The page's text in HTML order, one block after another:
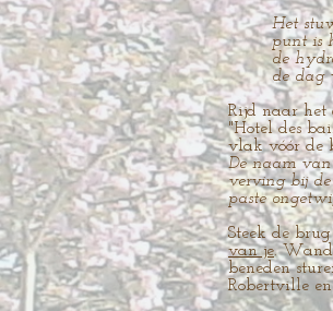
Het
punt is
de
de dag
Rijd naar het
"Hotel des
vlak vóór de
De naam van
verving bij
paste
Steek de
van je.
beneden
Robertville